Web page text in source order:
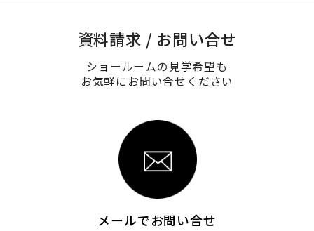
資料請求 / お問い合せ
ショールームの見学希望も
お気軽にお問い合せください
メールでお問い合せ